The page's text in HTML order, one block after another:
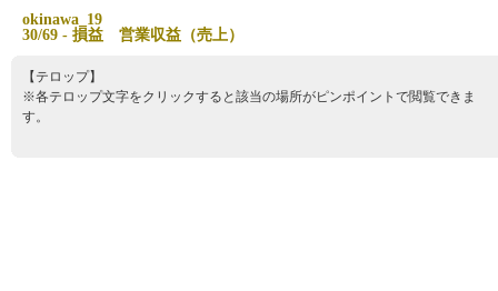
okinawa 19
30/69 - 損益 営業収益 （売 上）
【テロップ】
※各テロップ文字をクリックすると該当の場所がピンポイントで閲覧できま
す。